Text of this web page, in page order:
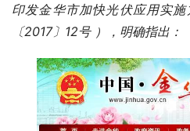
印发金华市加快光伏应用实
〔2017〕12号 ），明确指出：